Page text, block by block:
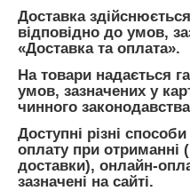
Доставка
відповідно до умов,
«Доставка та оплата».
На товари надається
умов, зазначених у
чинного
Доступні різні
оплату при отриманні
доставки), онлайн-
зазначені на сайті.